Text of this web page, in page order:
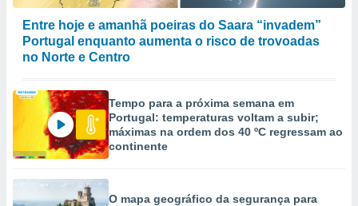
Entre hoje e amanhã poeiras do Saara “invadem”
Portugal enquanto aumenta o risco de trovoadas
no Norte e Centro
Tempo para a próxima semana em
Portugal: temperaturas voltam a subir;
máximas na ordem dos 40 ºC regressam ao
continente
O mapa geográfico da segurança para